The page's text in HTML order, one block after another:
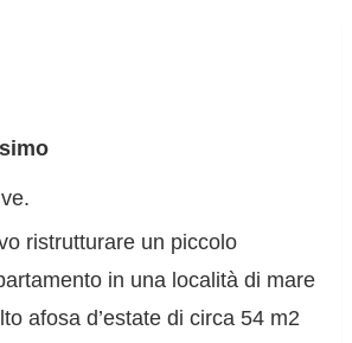
ristrutturare un piccolo
in una località di mare
afosa d’estate di circa 54 m2